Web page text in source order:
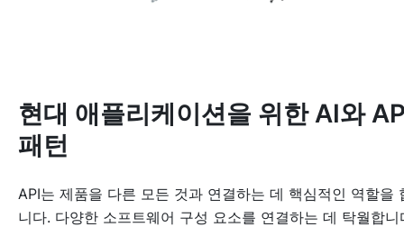
현대 애플리케이션을 위한 AI와
패턴
API는 제품을 다른 모든 것과 연결하는 데 핵심적인 역할을
니다. 다양한 소프트웨어 구성 요소를 연결하는 데 탁월합니